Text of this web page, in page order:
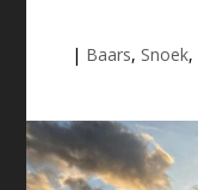
| Baars, Snoek,